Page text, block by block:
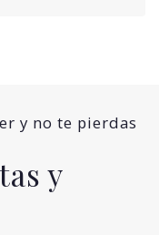
y no te pierdas
y